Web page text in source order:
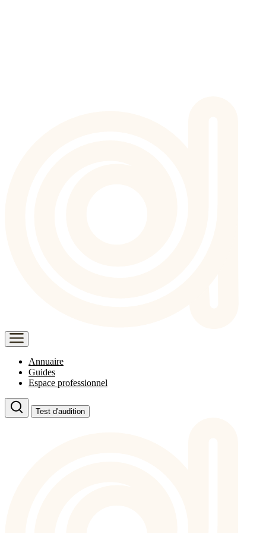
Annuaire
Guides
Espace professionnel
Test d'audition